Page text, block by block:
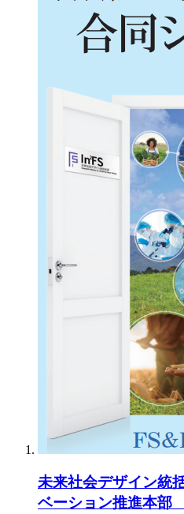
未来社会デザイン統
ベーション推進本部